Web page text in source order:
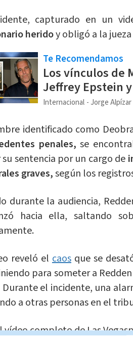
capturado en un
heridoy obligó a la
Te Recomendamos
Los vínculos de
Jeffrey Epstein
Internacional Jorge Alpízar
identificado como
penales, se
su sentencia por un cargo de
graves,según los
durante la audiencia,
hacia ella, saltando
reveló el caosque se
para someter a Redden
Durante el incidente, una
a otras personas en el
vídeo completo de Las Vegas